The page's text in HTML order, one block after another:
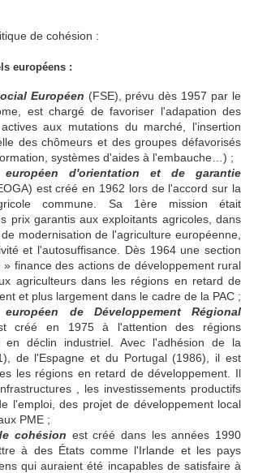
de cohésion :
européens :
Européen (FSE), prévu dès 1957 par le
est chargé de favoriser l'adapation des
aux mutations du marché, l'insertion
des chômeurs et des groupes défavorisés
systèmes d'aides à l'embauche…) ;
européen d'orientation et de garantie
est créé en 1962 lors de l'accord sur la
commune. Sa 1ère mission était
prix garantis aux exploitants agricoles, dans
modernisation de l'agriculture européenne,
et l'autosuffisance. Dès 1964 une section
» finance des actions de développement rural
agriculteurs dans les régions en retard de
et plus largement dans le cadre de la PAC ;
de Développement Régional
créé en 1975 à l'attention des régions
en déclin industriel. Avec l'adhésion de la
de l'Espagne et du Portugal (1986), il est
les régions en retard de développement. Il
, les investissements productifs
l'emploi, des projet de développement local
PME ;
cohésion est créé dans les années 1990
à des États comme l'Irlande et les pays
qui auraient été incapables de satisfaire à